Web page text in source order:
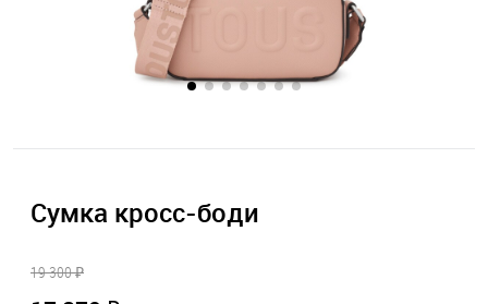
Сумка кросс-боди
19 300 ₽